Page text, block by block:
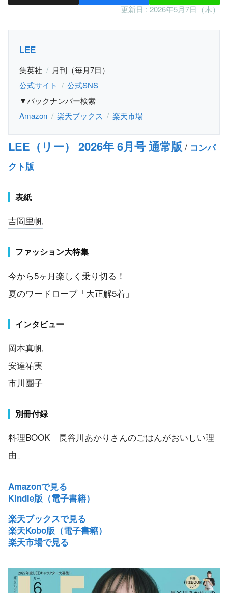
更新日 : 2026年5月7日（木）
LEE
集英社
月刊（毎月7日）
公式サイト
公式SNS
▼バックナンバー検索
Amazon
楽天ブックス 楽天市場
LEE（リー） 2026年 6月号 通常版 / コンパ
クト版
表紙
吉岡里帆
ファッション大特集
今から5ヶ月楽しく乗り切る！
夏のワードローブ「大正解5着」
インタビュー
岡本真帆
安達祐実
市川團子
別冊付録
料理BOOK「長谷川あかりさんのごはんがおいしい理
由」
Amazonで見る
Kindle版（電子書籍）
楽天ブックスで見る
楽天Kobo版（電子書籍）
楽天市場で見る